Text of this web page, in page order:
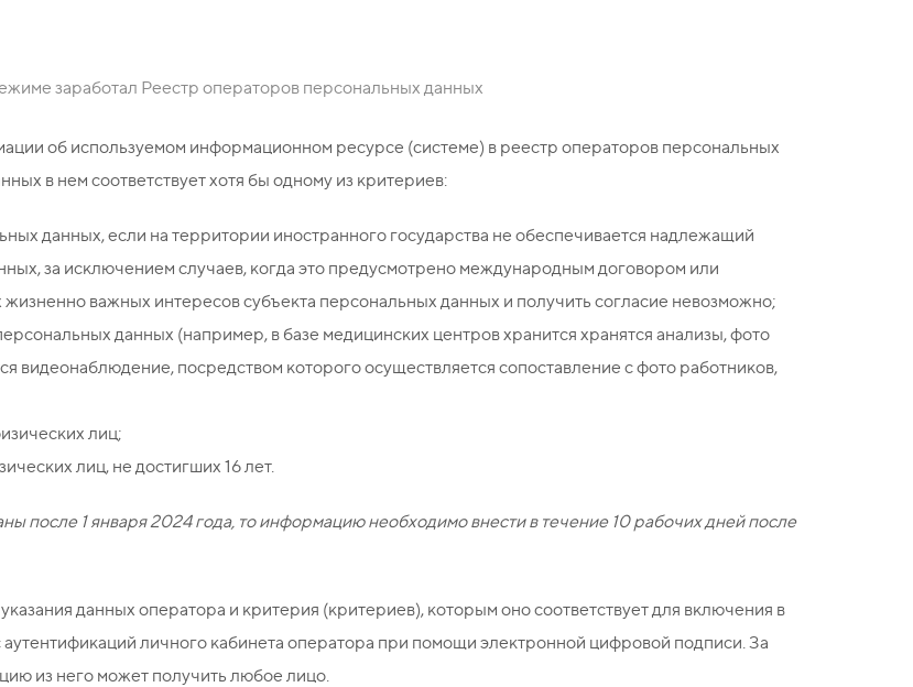
заработал Реестр операторов персональных данных
об используемом информационном ресурсе (системе) в реестр операторов персональных
в нем соответствует хотя бы одному из критериев:
данных, если на территории иностранного государства не обеспечивается надлежащий
за исключением случаев, когда это предусмотрено международным договором или
важных интересов субъекта персональных данных и получить согласие невозможно;
данных (например, в базе медицинских центров хранится хранятся анализы, фото
видеонаблюдение, посредством которого осуществляется сопоставление с фото работников,
лиц;
лиц, не достигших 16 лет.
после 1 января 2024 года, то информацию необходимо внести в течение 10 рабочих дней после
данных оператора и критерия (критериев), которым оно соответствует для включения в
личного кабинета оператора при помощи электронной цифровой подписи. За
из него может получить любое лицо.